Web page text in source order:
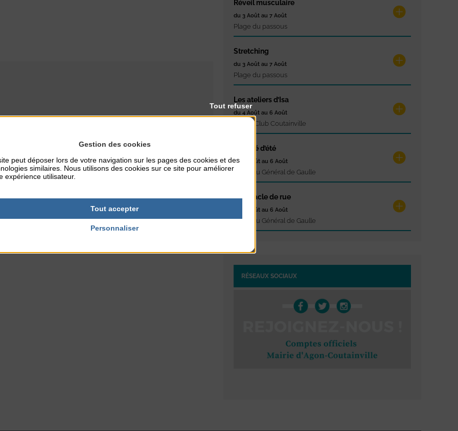
Réveil musculaire
du 3 Août au 7 Août
Plage du passous
Stretching
du 3 Août au 7 Août
Plage du passous
Les ateliers d’Isa
du 4 Août au 6 Août
Tennis Club Coutainville
Marché d’été
du 6 Août au 6 Août
Place du Général de Gaulle
Spectacle de rue
du 6 Août au 6 Août
Place du Général de Gaulle
RÉSEAUX SOCIAUX
Gestion des cookies
peut déposer lors de votre navigation sur les pages des cookies et des
similaires. Nous utilisons des cookies sur ce site pour améliorer
expérience utilisateur.
Tout accepter
Tout refuser
Personnaliser